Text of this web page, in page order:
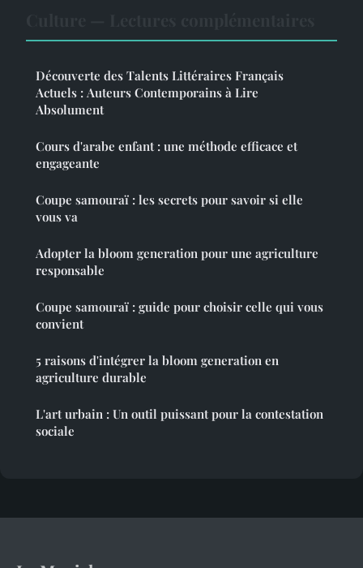
Découverte des Talents Littéraires Français
Actuels : Auteurs Contemporains à Lire
Absolument
Cours d'arabe enfant : une méthode efficace et
engageante
Coupe samouraï : les secrets pour savoir si elle
vous va
Adopter la bloom generation pour une agriculture
responsable
Coupe samouraï : guide pour choisir celle qui vous
convient
5 raisons d'intégrer la bloom generation en
agriculture durable
L'art urbain : Un outil puissant pour la contestation
sociale